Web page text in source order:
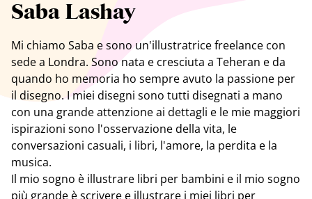
Saba Lashay
Mi chiamo Saba e sono un'illustratrice freelance con
sede a Londra. Sono nata e cresciuta a Teheran e da
quando ho memoria ho sempre avuto la passione per
il disegno. I miei disegni sono tutti disegnati a mano
con una grande attenzione ai dettagli e le mie maggiori
ispirazioni sono l'osservazione della vita, le
conversazioni casuali, i libri, l'amore, la perdita e la
musica.
Il mio sogno è illustrare libri per bambini e il mio sogno
più grande è scrivere e illustrare i miei libri per